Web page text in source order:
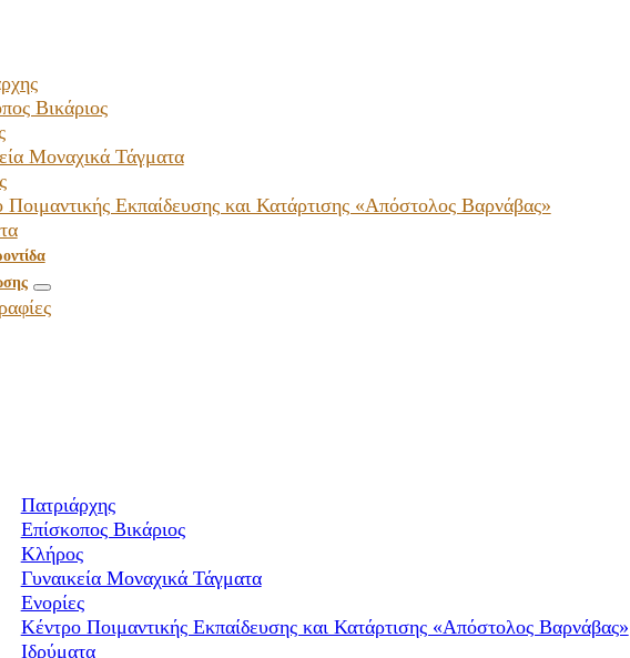
Βικάριος
Μοναχικά Τάγματα
Ποιμαντικής Εκπαίδευσης και Κατάρτισης «Απόστολος Βαρνάβας»
Πατριάρχης
Επίσκοπος Βικάριος
Kλήρος
Γυναικεία Μοναχικά Τάγματα
Ενορίες
Κέντρο Ποιμαντικής Εκπαίδευσης και Κατάρτισης «Απόστολος Βαρνάβας»
Ιδρύματα